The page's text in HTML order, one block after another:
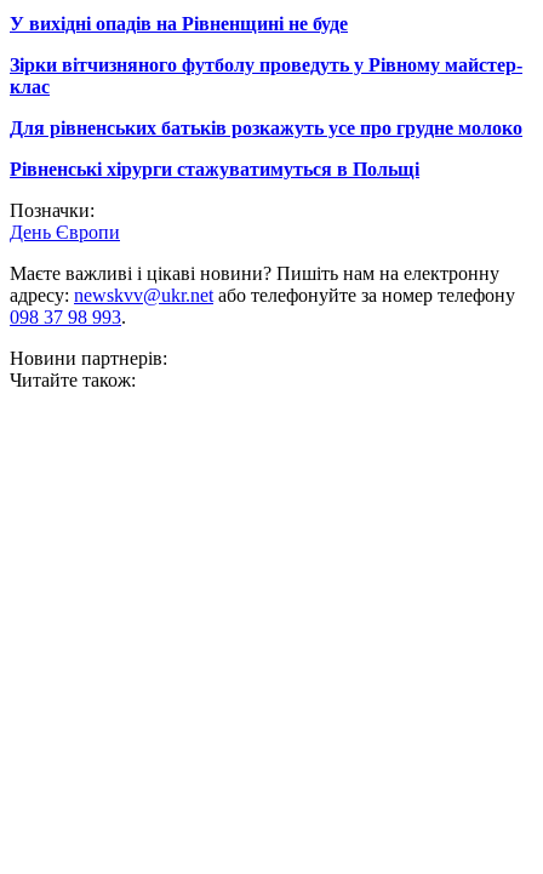
У вихідні опадів на Рівненщині не буде
Зірки вітчизняного футболу проведуть у Рівному майстер-
клас
Для рівненських батьків розкажуть усе про грудне молоко
Рівненські хірурги стажуватимуться в Польщі
Позначки:
День Європи
Маєте важливі і цікаві новини? Пишіть нам на електронну
адресу: newskvv@ukr.netабо телефонуйте за номер телефону
098 37 98 993.
Новини партнерів:
Читайте також: